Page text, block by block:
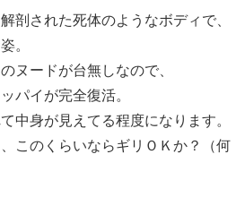
剖された死体のようなボディで、
。
ヌードが台無しなので、
パイが完全復活。
中身が見えてる程度になります。
このくらいならギリＯＫか？（何